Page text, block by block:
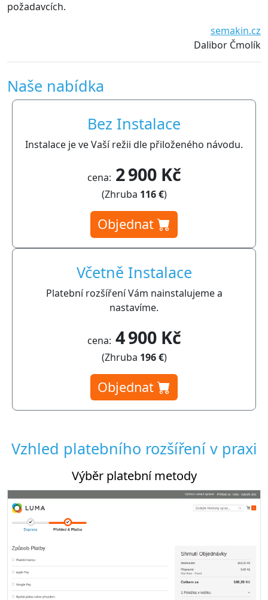
Naše nabídka
Bez Instalace
Instalace je ve Vaší režii dle přiloženého návodu.
cena: 2 900 Kč
(Zhruba 116 €)
Objednat
Včetně Instalace
Platební rozšíření Vám nainstalujeme a
nastavíme.
cena: 4 900 Kč
(Zhruba 196 €)
Objednat
Vzhled platebního rozšíření v praxi
Nastavení platebního